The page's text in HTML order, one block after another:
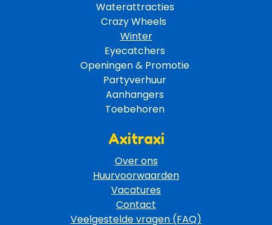
Waterattracties
Crazy Wheels
Winter
Eyecatchers
Openingen & Promotie
Partyverhuur
Aanhangers
Toebehoren
Axitraxi
Over ons
Huurvoorwaarden
Vacatures
Contact
Veelgestelde vragen (FAQ)